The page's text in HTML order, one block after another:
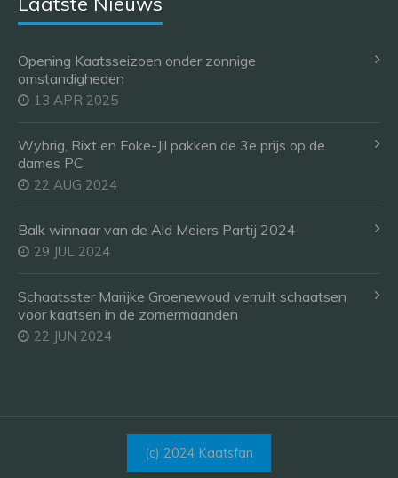
Opening Kaatsseizoen onder zonnige
omstandigheden
13 APR 2025
Wybrig, Rixt en Foke-Jil pakken de 3e prijs op de
dames PC
22 AUG 2024
Balk winnaar van de Ald Meiers Partij 2024
29 JUL 2024
Schaatsster Marijke Groenewoud verruilt schaatsen
voor kaatsen in de zomermaanden
22 JUN 2024
(c) 2024 Kaatsfan